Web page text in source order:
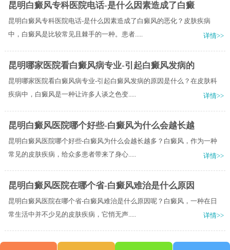
昆明白癜风专科医院电话-是什么因素造成了白癜
昆明白癜风专科医院电话-是什么因素造成了白癜风的恶化？皮肤疾病
中，白癜风是比较常见且棘手的一种。患者.....
详情>>
昆明哪家医院看白癜风病专业-引起白癜风发病的
昆明哪家医院看白癜风病专业-引起白癜风发病的原因是什么？在皮肤科
疾病中，白癜风是一种让许多人谈之色变.....
详情>>
昆明白癜风医院哪个好些-白癜风为什么会越长越
昆明白癜风医院哪个好些-白癜风为什么会越长越多？白癜风，作为一种
常见的皮肤疾病，给众多患者带来了身心.....
详情>>
昆明白癜风医院在哪个省-白癜风难治是什么原因
昆明白癜风医院在哪个省-白癜风难治是什么原因呢？白癜风，一种在日
常生活中并不少见的皮肤疾病，它悄无声.....
详情>>